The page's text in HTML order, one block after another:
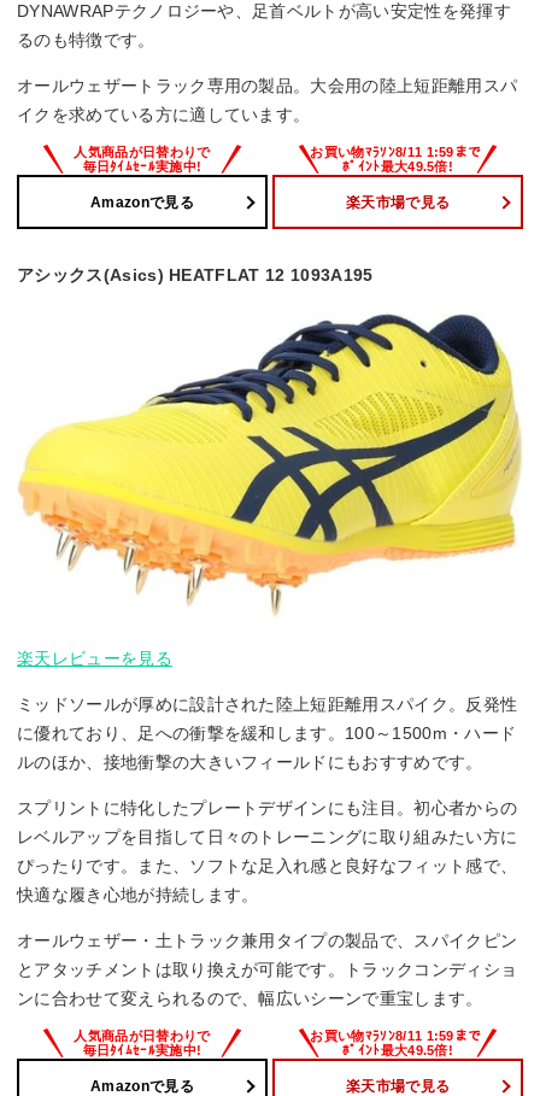
DYNAWRAPテクノロジーや、足首ベルトが高い安定性を発揮す
るのも特徴です。
オールウェザートラック専用の製品。大会用の陸上短距離用スパ
イクを求めている方に適しています。
Amazonで見る 楽天市場で見る
アシックス(Asics) HEATFLAT 12 1093A195
楽天レビューを見る
ミッドソールが厚めに設計された陸上短距離用スパイク。反発性
に優れており、足への衝撃を緩和します。100～1500m・ハード
ルのほか、接地衝撃の大きいフィールドにもおすすめです。
スプリントに特化したプレートデザインにも注目。初心者からの
レベルアップを目指して日々のトレーニングに取り組みたい方に
ぴったりです。また、ソフトな足入れ感と良好なフィット感で、
快適な履き心地が持続します。
オールウェザー・土トラック兼用タイプの製品で、スパイクピン
とアタッチメントは取り換えが可能です。トラックコンディショ
ンに合わせて変えられるので、幅広いシーンで重宝します。
Amazonで見る 楽天市場で見る